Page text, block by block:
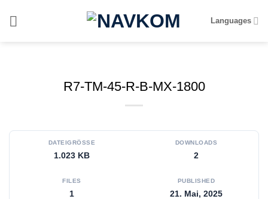
Languages
R7-TM-45-R-B-MX-1800
DATEIGRÖSSE
1.023 KB
DOWNLOADS
2
FILES
1
PUBLISHED
21. Mai, 2025